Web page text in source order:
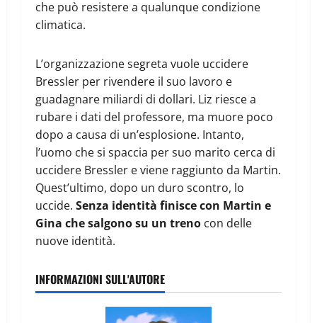
che può resistere a qualunque condizione
climatica.
L’organizzazione segreta vuole uccidere
Bressler per rivendere il suo lavoro e
guadagnare miliardi di dollari. Liz riesce a
rubare i dati del professore, ma muore poco
dopo a causa di un’esplosione. Intanto,
l’uomo che si spaccia per suo marito cerca di
uccidere Bressler e viene raggiunto da Martin.
Quest’ultimo, dopo un duro scontro, lo
uccide. Senza identità finisce con Martin e
Gina che salgono su un treno con delle
nuove identità.
INFORMAZIONI SULL'AUTORE